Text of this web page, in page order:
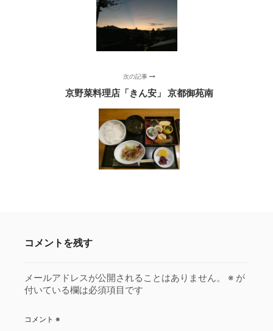
次の記事
京野菜料理店「きん安」 京都御苑南
コメントを残す
メールアドレスが公開されることはありません。 ※ が
付いている欄は必須項目です
コメント ※